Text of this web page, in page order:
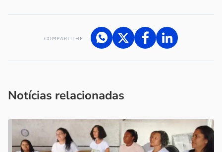
COMPARTILHE
Notícias relacionadas